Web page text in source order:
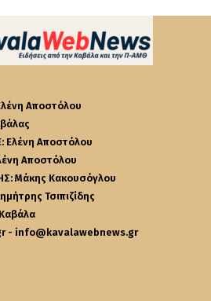
Αποστόλου
Ελένη Αποστόλου
Αποστόλου
Μάκης Κακουσόγλου
Τσιπιζίδης
- info@kavalawebnews.gr